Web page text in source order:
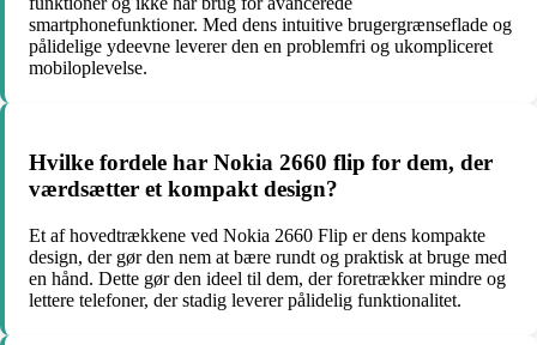
smartphonefunktioner. Med dens intuitive brugergrænseflade og
pålidelige ydeevne leverer den en problemfri og ukompliceret
mobiloplevelse.
Hvilke fordele har Nokia 2660 flip for dem, der
værdsætter et kompakt design?
Et af hovedtrækkene ved Nokia 2660 Flip er dens kompakte
design, der gør den nem at bære rundt og praktisk at bruge med
en hånd. Dette gør den ideel til dem, der foretrækker mindre og
lettere telefoner, der stadig leverer pålidelig funktionalitet.